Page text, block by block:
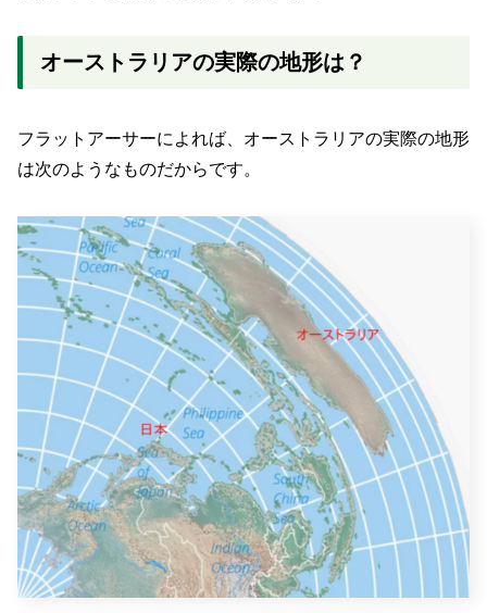
オーストラリアの実際の地形は？
フラットアーサーによれば、オーストラリアの実際の地形
は次のようなものだからです。